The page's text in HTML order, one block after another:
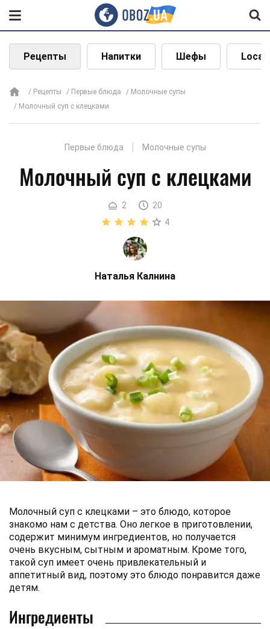
Рецепты Напитки Шефы Local
Рецепты Первые блюда
Молочные супы
Молочный суп с клецками
Первые блюда Молочные супы
Молочный суп с клецками
2
20
4
Наталья Калнина
Молочный суп с клецками – это блюдо, которое
знакомо нам с детства. Оно легкое в приготовлении,
содержит минимум ингредиентов, но получается
очень вкусным, сытным и ароматным. Кроме того,
такой суп имеет очень привлекательный и
аппетитный вид, поэтому это блюдо понравится даже
детям.
Ингредиенты